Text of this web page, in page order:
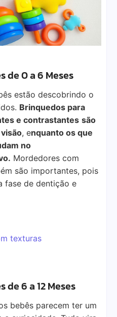
de 0 a 6 Meses
estão descobrindo o
Brinquedos para
e contrastantes são
, enquanto os que
no
Mordedores com
são importantes, pois
fase de dentição e
texturas
de 6 a 12 Meses
bebês parecem ter um